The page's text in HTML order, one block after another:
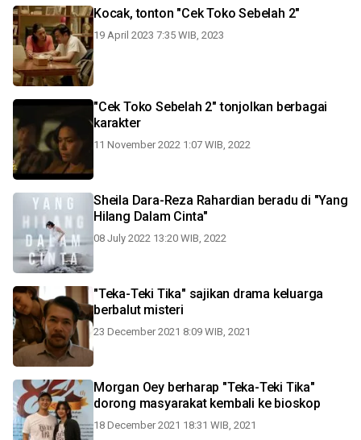
Kocak, tonton "Cek Toko Sebelah 2"
19 April 2023 7:35 WIB, 2023
"Cek Toko Sebelah 2" tonjolkan berbagai
karakter
11 November 2022 1:07 WIB, 2022
Sheila Dara-Reza Rahardian beradu di "Yang
Hilang Dalam Cinta"
08 July 2022 13:20 WIB, 2022
"Teka-Teki Tika" sajikan drama keluarga
berbalut misteri
23 December 2021 8:09 WIB, 2021
Morgan Oey berharap "Teka-Teki Tika"
dorong masyarakat kembali ke bioskop
18 December 2021 18:31 WIB, 2021